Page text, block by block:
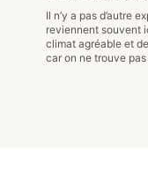
Il n’y a pas d’autre
reviennent souvent
climat agréable et
car on ne trouve